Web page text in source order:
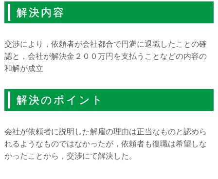
解決内容
交渉により，依頼者が会社都合で円満に退職したことの確
認と，会社が解決金２００万円を支払うことなどの内容の
和解が成立
解決のポイント
会社が依頼者に説明した解雇の理由は正当なものと認めら
れるようなものではなかったが，依頼者も復職は希望しな
かったことから，交渉にて解決した。